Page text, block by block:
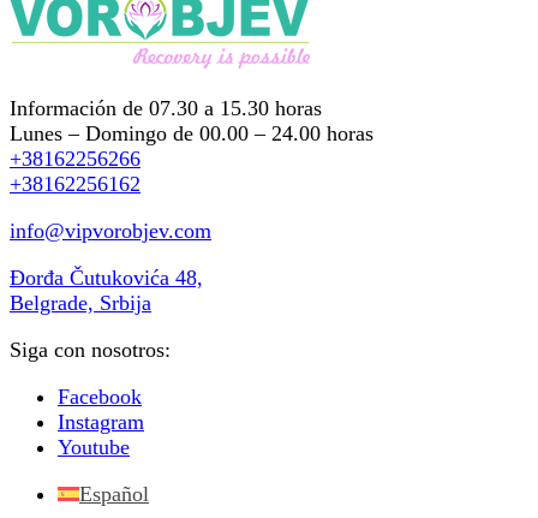
Información de 07.30 a 15.30 horas
Lunes – Domingo de 00.00 – 24.00 horas
+38162256266
+38162256162
info@vipvorobjev.com
Đorđa Čutukovića 48,
Belgrade, Srbija
Siga con nosotros:
Facebook
Instagram
Youtube
Español